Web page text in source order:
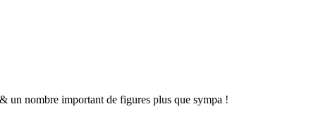
nombre important de figures plus que sympa !